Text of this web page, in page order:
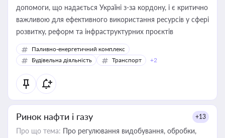
допомоги, що надається Україні з-за кордону, і є критично
важливою для ефективного використання ресурсів у сфері
розвитку, реформ та інфраструктурних проєктів
Паливно-енергетичний комплекс
Будівельна діяльність
Транспорт +2
Ринок нафти і газу +13
Про що тема: Про регулювання видобування, обробки,